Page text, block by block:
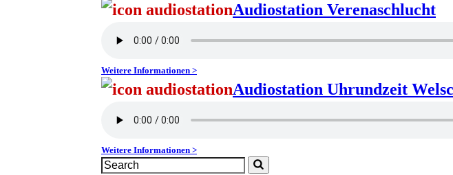
Audiostation Verenaschlucht
Weitere Informationen >
Audiostation Uhrundzeit
Weitere Informationen >